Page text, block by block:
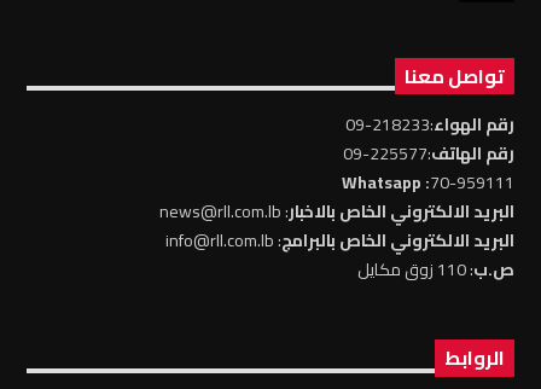
تواصل معنا
رقم الهواء:218233-09
رقم الهاتف:225577-09
70-959111
: Whatsapp
البريد الالكتروني الخاص بالاخبار: news@rll.com.lb
البريد الالكتروني الخاص بالبرامج: info@rll.com.lb
ص.ب: 110 زوق مكايل
الروابط